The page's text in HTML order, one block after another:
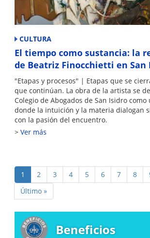
CULTURA
El tiempo como sustancia: la
de Beatriz Finocchietti en San
"Etapas y procesos" | Etapas que se
que continúan. La obra de la artista se
Colegio de Abogados de San Isidro
donde la intuición y la materia dialogan
con la pasión del encuentro.
Ver más
Paginación
Página
actual
1 Page
2 Page
3 Page
4 Page
5 Page
6 Page
7 Page
8
Última
página
Último »
Beneficios